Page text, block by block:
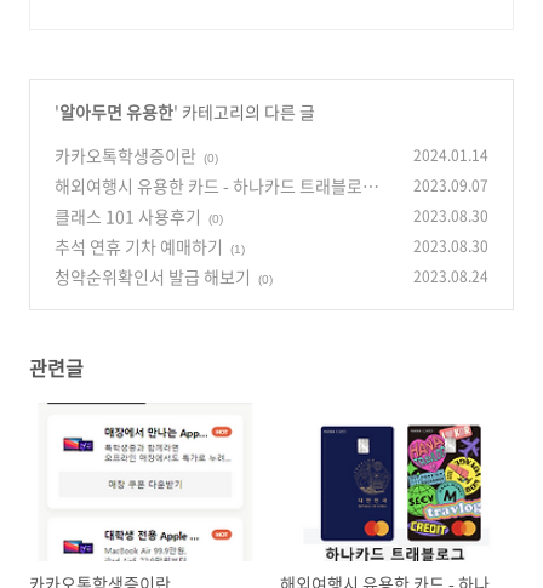
'알아두면 유용한' 카테고리의 다른 글
카카오톡학생증이란
(0) 2024.01.14
해외여행시 유용한 카드 - 하나카드 트래블로그
(0)
2023.09.07
클래스 101 사용후기 (0) 2023.08.30
추석 연휴 기차 예매하기 (1) 2023.08.30
청약순위확인서 발급 해보기 (0) 2023.08.24
관련글